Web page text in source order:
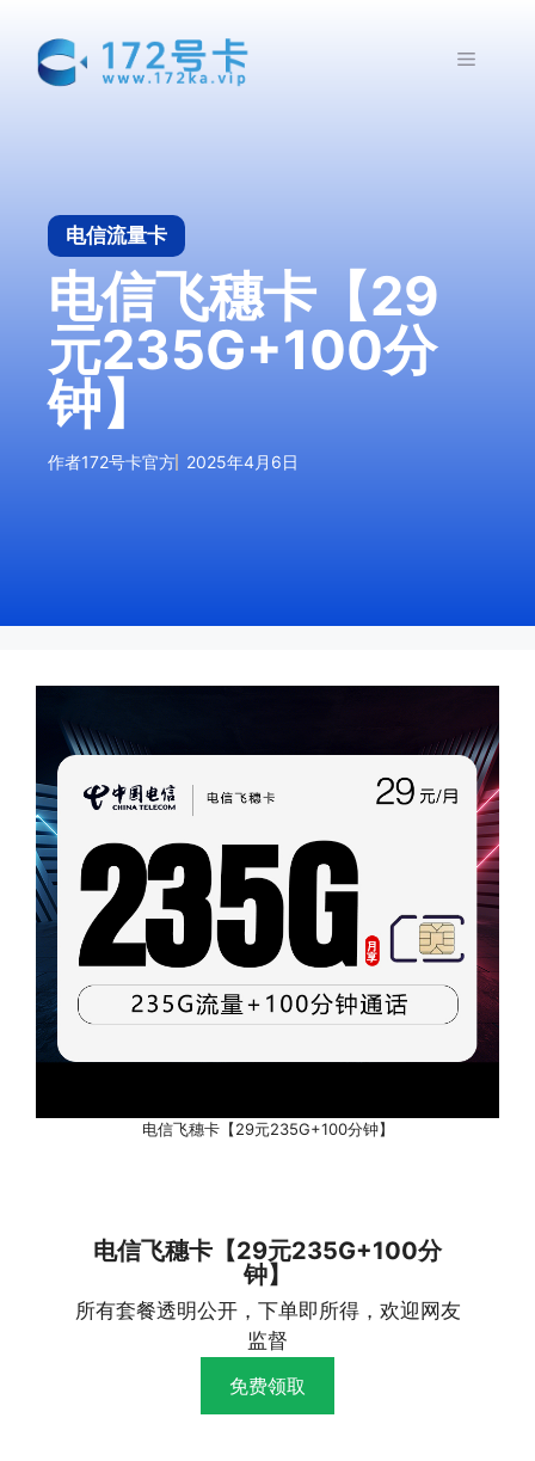
菜
电信流量卡
电信飞穗卡【29
元235G+100分
钟】
作者172号卡官方 2025年4月6日
电信飞穗卡【29元235G+100分钟】
电信飞穗卡【29元235G+100分
钟】
所有套餐透明公开，下单即所得，欢迎网友
监督
免费领取